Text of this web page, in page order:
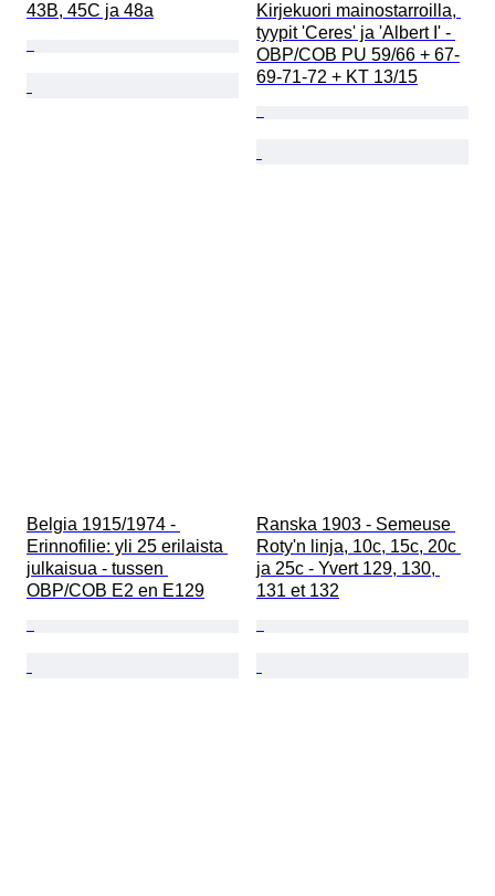
43B, 45C ja 48a
Kirjekuori mainostarroilla,
tyypit 'Ceres' ja 'Albert I' -
OBP/COB PU 59/66 + 67-
69-71-72 + KT 13/15
Belgia 1915/1974 -
Erinnofilie: yli 25 erilaista
julkaisua - tussen
OBP/COB E2 en E129
Ranska 1903 - Semeuse
Roty'n linja, 10c, 15c, 20c
ja 25c - Yvert 129, 130,
131 et 132